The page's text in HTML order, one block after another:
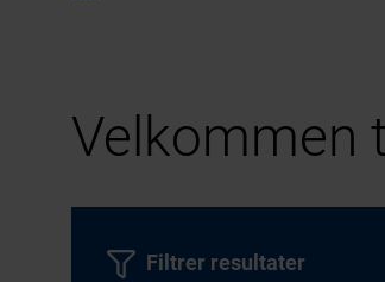
Velkommen
Filtrer resultater